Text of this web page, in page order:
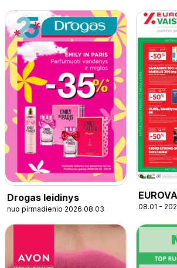
Drogas leidinys
nuo pirmadienio 2026.08.03 08.01 -